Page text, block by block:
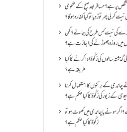
پر ہے؟ مسافر بعد صبح کے ضحویٰ
لی پھر توڑ دیا تو کیا کفارہ ہو گا؟
کی نیت کس طرح کی جائے؟ کن
میں روزہ چھوڑنے کی اجازت ہے؟
سالوں کی زکٰوۃ ادا کرنے کا کیا
طریقہ ہے؟
کے برتنوں کا استعمال کرنا
کے زیور کی زکٰوۃ کا کیا حکم ہے؟
سونے یا چاندی میں کھوٹ ہو تو
زکٰوۃ کا کیا حکم ہے؟